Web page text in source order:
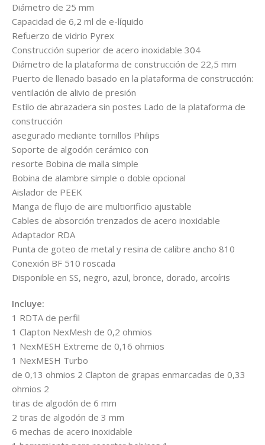
Diámetro de 25 mm
Capacidad de 6,2 ml de e-líquido
Refuerzo de vidrio Pyrex
Construcción superior de acero inoxidable 304
Diámetro de la plataforma de construcción de 22,5 mm
Puerto de llenado basado en la plataforma de construcción:
ventilación de alivio de presión
Estilo de abrazadera sin postes Lado de la plataforma de
construcción
asegurado mediante tornillos Philips
Soporte de algodón cerámico con
resorte Bobina de malla simple
Bobina de alambre simple o doble opcional
Aislador de PEEK
Manga de flujo de aire multiorificio ajustable
Cables de absorción trenzados de acero inoxidable
Adaptador RDA
Punta de goteo de metal y resina de calibre ancho 810
Conexión BF 510 roscada
Disponible en SS, negro, azul, bronce, dorado, arcoíris
Incluye:
1 RDTA de perfil
1 Clapton NexMesh de 0,2 ohmios
1 NexMESH Extreme de 0,16 ohmios
1 NexMESH Turbo
de 0,13 ohmios 2 Clapton de grapas enmarcadas de 0,33
ohmios 2
tiras de algodón de 6 mm
2 tiras de algodón de 3 mm
6 mechas de acero inoxidable